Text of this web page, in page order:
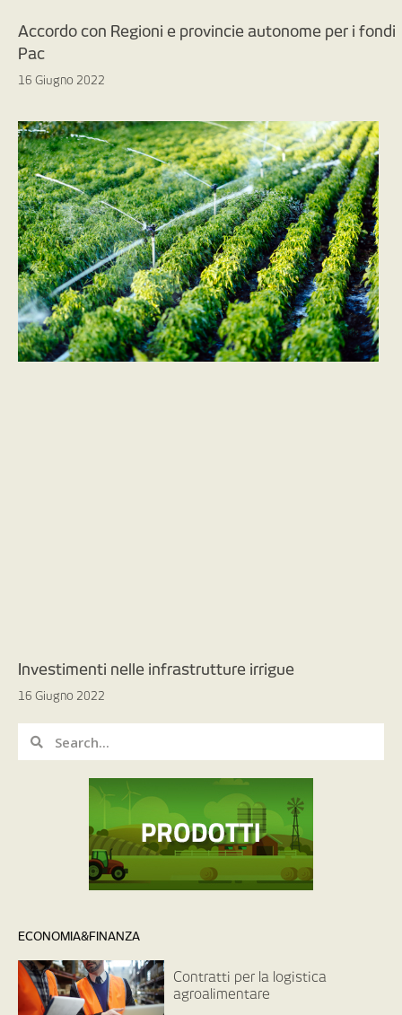
Accordo con Regioni e provincie autonome per i fondi
Pac
16 Giugno 2022
Investimenti nelle infrastrutture irrigue
16 Giugno 2022
ECONOMIA&FINANZA
Contratti per la logistica
agroalimentare